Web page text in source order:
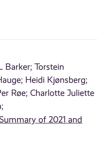
Barker; Torstein
Heidi Kjønsberg;
Røe; Charlotte Juliette
of 2021 and